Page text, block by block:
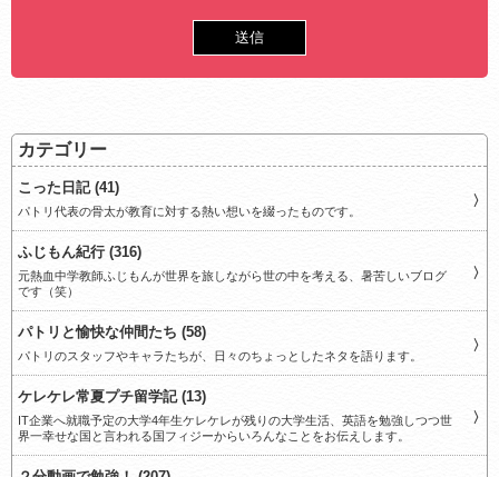
カテゴリー
こった日記 (41)
パトリ代表の骨太が教育に対する熱い想いを綴ったものです。
ふじもん紀行 (316)
元熱血中学教師ふじもんが世界を旅しながら世の中を考える、暑苦しいブログ
です（笑）
パトリと愉快な仲間たち (58)
パトリのスタッフやキャラたちが、日々のちょっとしたネタを語ります。
ケレケレ常夏プチ留学記 (13)
IT企業へ就職予定の大学4年生ケレケレが残りの大学生活、英語を勉強しつつ世
界一幸せな国と言われる国フィジーからいろんなことをお伝えします。